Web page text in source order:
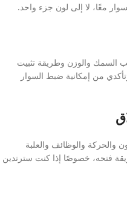
معًا، لا إلى لون جزء واحد.
السمك والوزن وطريقة تثبيت
من إمكانية ضبط السوار
والحركة والوظائف والعلبة
فتحه، خصوصًا إذا كنت سترتدين